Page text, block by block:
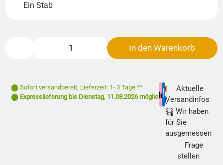
Ein Stab
In den Warenkorb
Sofort versandbereit, Lieferzeit: 1- 3 Tage **
Expresslieferung bis Dienstag, 11.08.2026möglich
Aktuelle
Versandinfos
Wir haben
für Sie
ausgemessen
Frage
stellen